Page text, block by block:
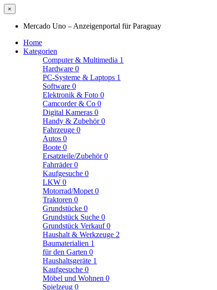
×
Mercado Uno – Anzeigenportal für Paraguay
Home
Kategorien
Computer & Multimedia 1
Hardware 0
PC-Systeme & Laptops 1
Software 0
Elektronik & Foto 0
Camcorder & Co 0
Digital Kameras 0
Handy & Zubehör0
Fahrzeuge 0
Autos 0
Boote 0
Ersatzteile/Zubehör0
Fahrräder0
Kaufgesuche 0
LKW 0
Motorrad/Mopet 0
Traktoren 0
Grundstücke 0
Grundstück Suche 0
Grundstück Verkauf0
Haushalt & Werkzeuge 2
Baumaterialien 1
für den Garten 0
Haushaltsgeräte 1
Kaufgesuche 0
Möbel und Wohnen 0
Spielzeug 0